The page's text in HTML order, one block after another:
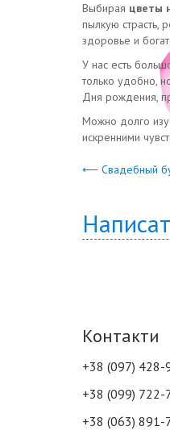
Выбирая цветы
пылкую страсть,
здоровье и
У нас есть
только удобно,
Дня рождения,
Можно долго
искренними
⟵ Свадебный
Контакти
+38 (097) 428-
+38 (099) 722-
+38 (063) 891-